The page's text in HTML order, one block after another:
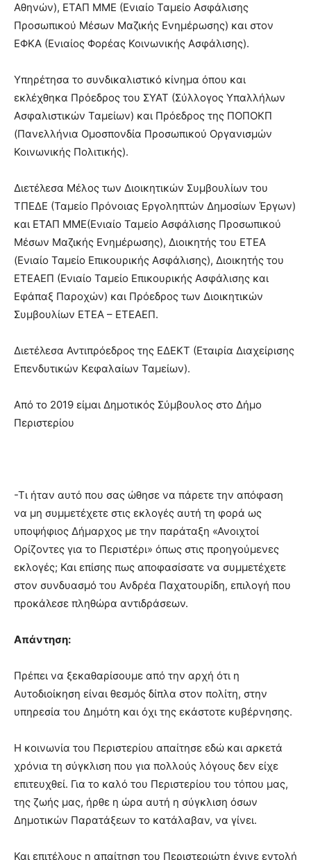
Αθηνών), ΕΤΑΠ ΜΜΕ (Ενιαίο Ταμείο Ασφάλισης
Προσωπικού Μέσων Μαζικής Ενημέρωσης) και στον
ΕΦΚΑ (Ενιαίος Φορέας Κοινωνικής Ασφάλισης).
Υπηρέτησα το συνδικαλιστικό κίνημα όπου και
εκλέχθηκα Πρόεδρος του ΣΥΑΤ (Σύλλογος Υπαλλήλων
Ασφαλιστικών Ταμείων) και Πρόεδρος της ΠΟΠΟΚΠ
(Πανελλήνια Ομοσπονδία Προσωπικού Οργανισμών
Κοινωνικής Πολιτικής).
Διετέλεσα Μέλος των Διοικητικών Συμβουλίων του
ΤΠΕΔΕ (Ταμείο Πρόνοιας Εργοληπτών Δημοσίων Έργων)
και ΕΤΑΠ ΜΜΕ(Ενιαίο Ταμείο Ασφάλισης Προσωπικού
Μέσων Μαζικής Ενημέρωσης), Διοικητής του ΕΤΕΑ
(Ενιαίο Ταμείο Επικουρικής Ασφάλισης), Διοικητής του
ΕΤΕΑΕΠ (Ενιαίο Ταμείο Επικουρικής Ασφάλισης και
Εφάπαξ Παροχών) και Πρόεδρος των Διοικητικών
Συμβουλίων ΕΤΕΑ – ΕΤΕΑΕΠ.
Διετέλεσα Αντιπρόεδρος της ΕΔΕΚΤ (Εταιρία Διαχείρισης
Επενδυτικών Κεφαλαίων Ταμείων).
Από το 2019 είμαι Δημοτικός Σύμβουλος στο Δήμο
Περιστερίου
-Τι ήταν αυτό που σας ώθησε να πάρετε την απόφαση
να μη συμμετέχετε στις εκλογές αυτή τη φορά ως
υποψήφιος Δήμαρχος με την παράταξη «Ανοιχτοί
Ορίζοντες για το Περιστέρι» όπως στις προηγούμενες
εκλογές; Και επίσης πως αποφασίσατε να συμμετέχετε
στον συνδυασμό του Ανδρέα Παχατουρίδη, επιλογή που
προκάλεσε πληθώρα αντιδράσεων.
Απάντηση:
Πρέπει να ξεκαθαρίσουμε από την αρχή ότι η
Αυτοδιοίκηση είναι θεσμός δίπλα στον πολίτη, στην
υπηρεσία του Δημότη και όχι της εκάστοτε κυβέρνησης.
Η κοινωνία του Περιστερίου απαίτησε εδώ και αρκετά
χρόνια τη σύγκλιση που για πολλούς λόγους δεν είχε
επιτευχθεί. Για το καλό του Περιστερίου του τόπου μας,
της ζωής μας, ήρθε η ώρα αυτή η σύγκλιση όσων
Δημοτικών Παρατάξεων το κατάλαβαν, να γίνει.
Και επιτέλους η απαίτηση του Περιστεριώτη έγινε εντολή